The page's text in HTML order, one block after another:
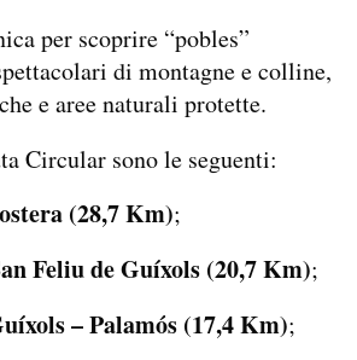
per scoprire “pobles”
di montagne e colline,
e aree naturali protette.
Circular sono le seguenti:
(28,7 Km);
Feliu de Guíxols (20,7 Km);
– Palamós (17,4 Km);